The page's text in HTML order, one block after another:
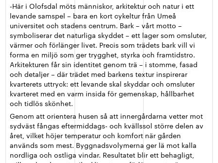
-Här i Olofsdal möts människor, arkitektur och natur i ett
levande samspel – bara en kort cykeltur från Umeå
universitet och stadens centrum. Bark – vårt motto –
symboliserar det naturliga skyddet – ett lager som omsluter,
värmer och förlänger livet. Precis som trädets bark vill vi
forma en miljö som ger trygghet, styrka och framtidstro.
Arkitekturen får sin identitet genom trä – i stomme, fasad
och detaljer – där trädet med barkens textur inspirerar
kvarterets uttryck: ett levande skal skyddar och omsluter
kvarteret med en varm insida för gemenskap, hållbarhet
och tidlös skönhet.
Genom att orientera husen så att innergårdarna vetter mot
sydväst fångas eftermiddags- och kvällssol större delen av
året, vilket höjer temperatur och komfort när gården
används som mest. Byggnadsvolymerna ger lä mot kalla
nordliga och ostliga vindar. Resultatet blir ett behagligt,